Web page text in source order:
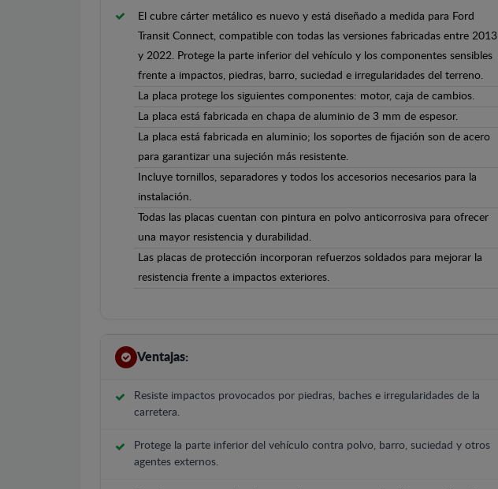
El cubre cárter metálico es nuevo y está diseñado a medida para Ford
Transit Connect, compatible con todas las versiones fabricadas entre 2013
y 2022. Protege la parte inferior del vehículo y los componentes sensibles
frente a impactos, piedras, barro, suciedad e irregularidades del terreno.
La placa protege los siguientes componentes: motor, caja de cambios.
La placa está fabricada en chapa de aluminio de 3 mm de espesor.
La placa está fabricada en aluminio; los soportes de fijación son de acero
para garantizar una sujeción más resistente.
Incluye tornillos, separadores y todos los accesorios necesarios para la
instalación.
Todas las placas cuentan con pintura en polvo anticorrosiva para ofrecer
una mayor resistencia y durabilidad.
Las placas de protección incorporan refuerzos soldados para mejorar la
resistencia frente a impactos exteriores.
Ventajas:
Resiste impactos provocados por piedras, baches e irregularidades de la
carretera.
Protege la parte inferior del vehículo contra polvo, barro, suciedad y otros
agentes externos.